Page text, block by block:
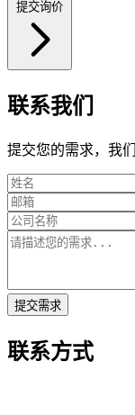
提交询价
联系我们
提交您的需求，我
提交需求
联系方式